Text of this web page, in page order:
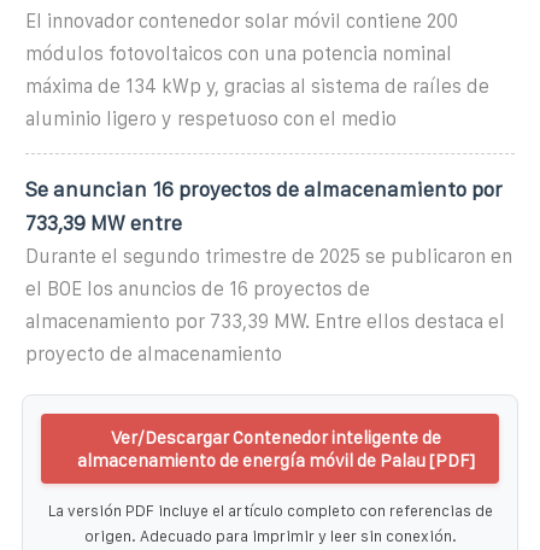
El innovador contenedor solar móvil contiene 200
módulos fotovoltaicos con una potencia nominal
máxima de 134 kWp y, gracias al sistema de raíles de
aluminio ligero y respetuoso con el medio
Se anuncian 16 proyectos de almacenamiento por
733,39 MW entre
Durante el segundo trimestre de 2025 se publicaron en
el BOE los anuncios de 16 proyectos de
almacenamiento por 733,39 MW. Entre ellos destaca el
proyecto de almacenamiento
Ver/Descargar Contenedor inteligente de
almacenamiento de energía móvil de Palau [PDF]
La versión PDF incluye el artículo completo con referencias de
origen. Adecuado para imprimir y leer sin conexión.